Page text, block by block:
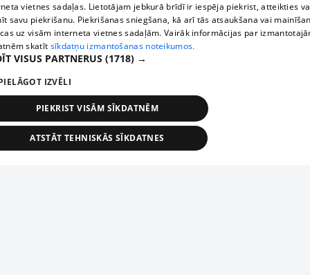
vietnes sadaļas. Lietotājam jebkurā brīdī ir iespēja piekrist, atteikties
savu piekrišanu. Piekrišanas sniegšana, kā arī tās atsaukšana vai
uz visām interneta vietnes sadaļām. Vairāk informācijas par
skatīt sīkdatņu izmantošanas noteikumos.
VISUS PARTNERUS (1718) →
IZVĒLI
PIEKRIST VISĀM SĪKDATNĒM
ATSTĀT TEHNISKĀS SĪKDATNES